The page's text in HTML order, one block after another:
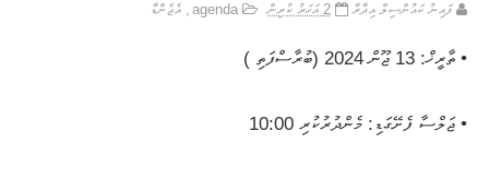
ފައިނު ކައުންސިލް އިދާރާ 2 އަހަރު ކުރިން agenda
, އެޖެންޑާ
• ތާރީޚް: 13 ޖޫން 2024 (ބުރާސްފަތި )
• ޖަލްސާ ފެށޭގަޑި: މެންދުރުކުރި 10:00